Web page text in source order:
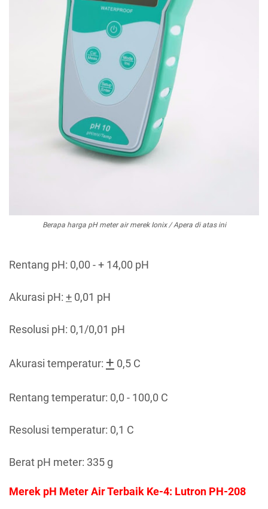
Berapa harga pH meter air merek Ionix / Apera di atas ini
Rentang pH: 0,00 - + 14,00 pH
Akurasi pH: + 0,01 pH
Resolusi pH: 0,1/0,01 pH
Akurasi temperatur: + 0,5 C
Rentang temperatur: 0,0 - 100,0 C
Resolusi temperatur: 0,1 C
Berat pH meter: 335 g
Merek pH Meter Air Terbaik Ke-4: Lutron PH-208